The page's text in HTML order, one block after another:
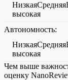
высокая
Автономность:
высокая
Чем выше
оценку